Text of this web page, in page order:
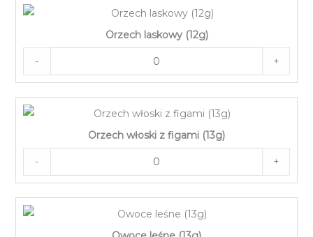
Orzech laskowy (12g)
- +
Orzech włoski z figami (13g)
- +